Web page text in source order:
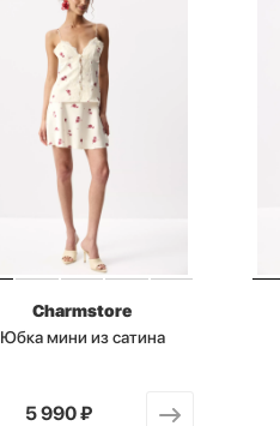
Charmstore
Юбка мини из сатина
5 990 ₽